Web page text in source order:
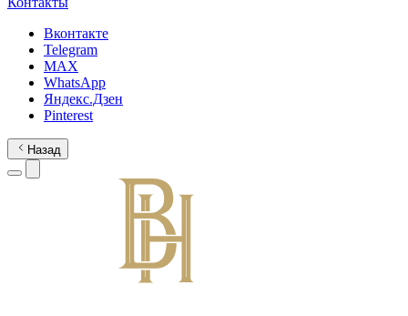
Вконтакте
Telegram
MAX
WhatsApp
Яндекс.Дзен
Pinterest
Назад